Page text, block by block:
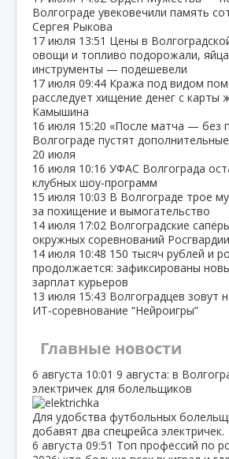
Волгограде увековечили память
Сергея Рыкова
17 июля 13:51 Цены в
овощи и топливо подорожали,
инструменты — подешевели
17 июля 09:44 Кража под видом
расследует хищение денег с карты
Камышина
16 июля 15:20 «После матча — без
Волгограде пустят
20 июля
16 июля 10:16 УФАС Волгограда
клубных шоу‑программ
15 июля 10:03 В Волгограде трое
за похищение и вымогательство
14 июля 17:02 Волгоградские
окружных соревнований Росгвардии
14 июля 10:48 150 тысяч рублей и
продолжается: зафиксированы
зарплат курьеров
13 июля 15:43 Волгоградцев зовут
ИТ‑соревнование “Нейроигры”
Главные новости
6 августа 10:01 9 августа: в
электричек для болельщиков
Для удобства футбольных
добавят два спецрейса электричек.
6 августа 09:51 Топ профессий по